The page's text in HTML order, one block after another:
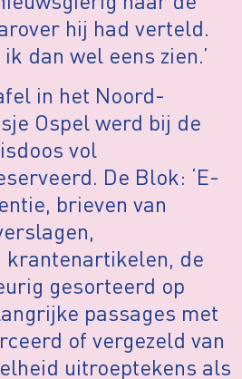
hij had verteld.
dan wel eens zien.’
in het Noord-
Ospel werd bij de
vol
De Blok: ‘E-
brieven van
de
gesorteerd op
passages met
of vergezeld van
uitroeptekens als